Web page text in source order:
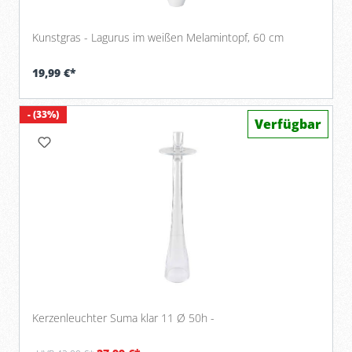
Kunstgras - Lagurus im weißen Melamintopf, 60 cm
19,99 €*
- (33%)
Kerzenleuchter Suma klar 11 Ø 50h -
Verfügbar